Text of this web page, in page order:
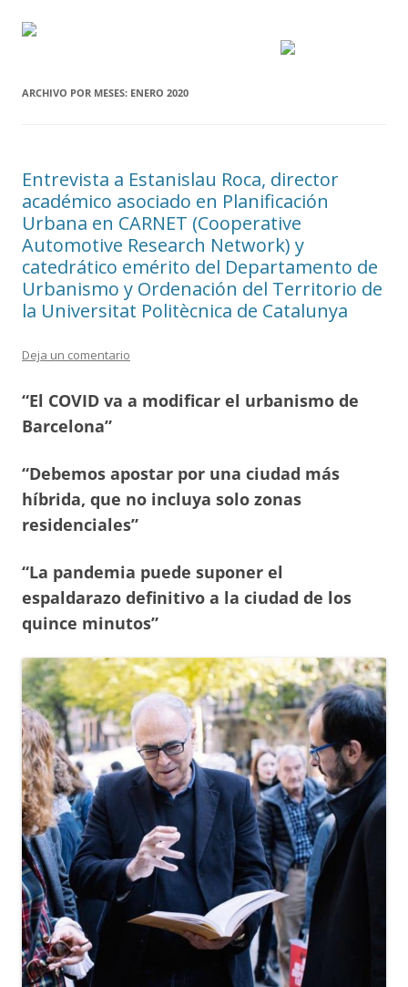
ARCHIVO POR MESES: ENERO 2020
Entrevista a Estanislau Roca, director
académico asociado en Planificación
Urbana en CARNET (Cooperative
Automotive Research Network) y
catedrático emérito del Departamento de
Urbanismo y Ordenación del Territorio de
la Universitat Politècnica de Catalunya
Deja un comentario
“El COVID va a modificar el urbanismo de
Barcelona”
“Debemos apostar por una ciudad más
híbrida, que no incluya solo zonas
residenciales”
“La pandemia puede suponer el
espaldarazo definitivo a la ciudad de los
quince minutos”